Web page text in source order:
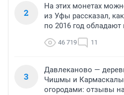
2
На этих монетах
из Уфы рассказал,
по 2016 год
46 719 11
3
Давлеканово —
Чишмы и
огородами: отзывы